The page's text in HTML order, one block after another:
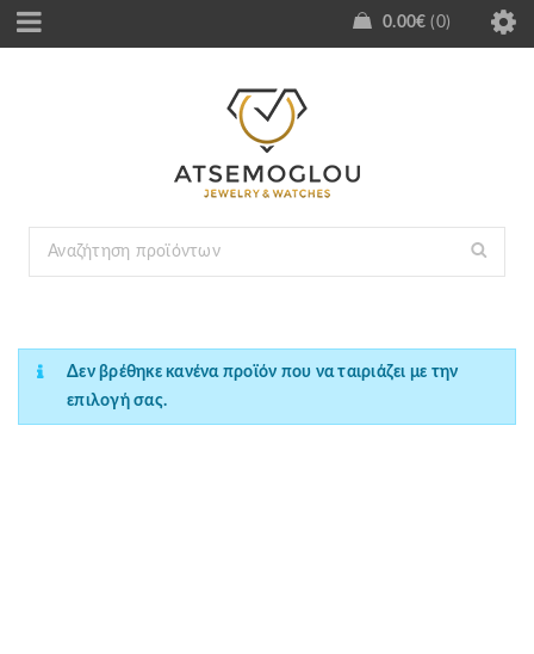
0.00€ 0
Δεν βρέθηκε κανένα προϊόν που να ταιριάζει με την
επιλογή σας.